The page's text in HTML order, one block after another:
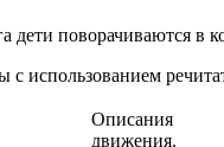
дети поворачиваются в
с использованием
Описания
движения.